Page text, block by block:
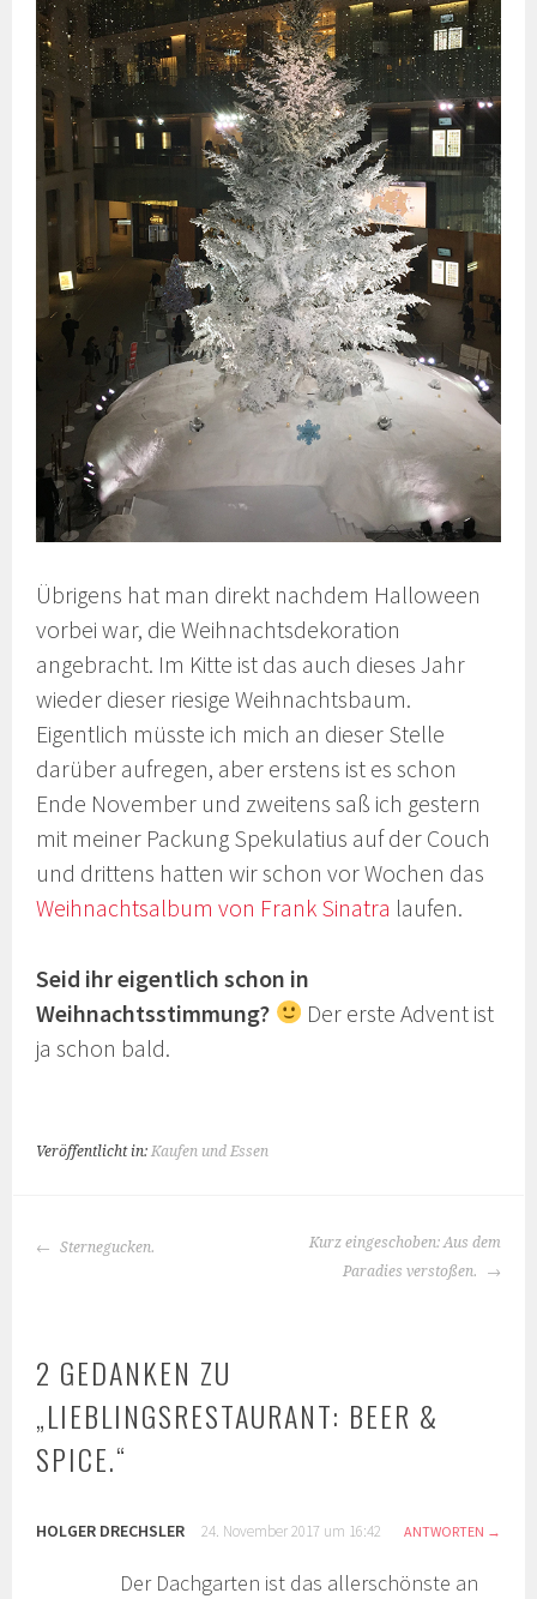
Übrigens hat man direkt nachdem Halloween
vorbei war, die Weihnachtsdekoration
angebracht. Im Kitte ist das auch dieses Jahr
wieder dieser riesige Weihnachtsbaum.
Eigentlich müsste ich mich an dieser Stelle
darüber aufregen, aber erstens ist es schon
Ende November und zweitens saß ich gestern
mit meiner Packung Spekulatius auf der Couch
und drittens hatten wir schon vor Wochen das
Weihnachtsalbum von Frank Sinatra laufen.
Seid ihr eigentlich schon in
Weihnachtsstimmung?
Der erste Advent ist
ja schon bald.
Veröffentlicht in:Kaufen und Essen
BEITRAGS-
NAVIGATION
Sternegucken.
Kurz eingeschoben: Aus dem
Paradies verstoßen.
2 GEDANKEN ZU
„LIEBLINGSRESTAURANT: BEER &
SPICE.“
HOLGER DRECHSLER 24. November 2017 um 16:42 ANTWORTEN
Der Dachgarten ist das allerschönste an